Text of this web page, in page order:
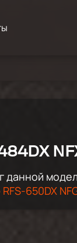
данной
650DX